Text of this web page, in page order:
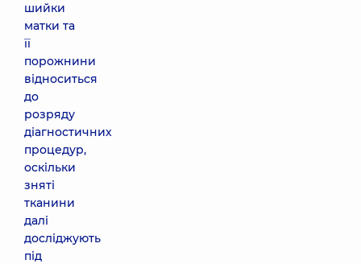
шийки
матки та
її
порожнини
відноситься
до
розряду
діагностичних
процедур,
оскільки
зняті
тканини
далі
досліджують
під